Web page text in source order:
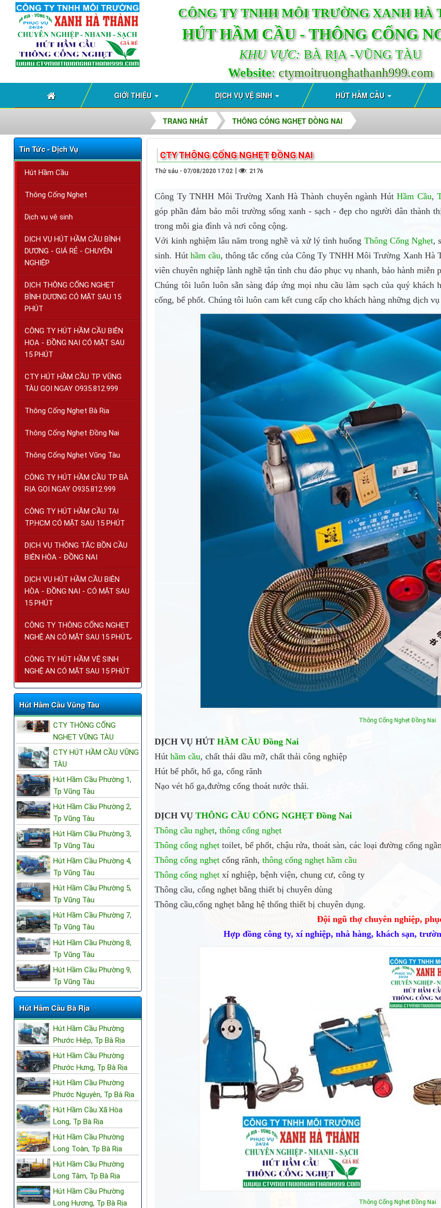
CÔNG TY TNHH MÔI TRƯỜNG XANH HÀ
HÚT HẦM CẦU - THÔNG CỐNG
KHU VỰC:BÀ RỊA -VŨNG TÀU
Website: ctymoitruonghathanh999.com
GIỚI THIỆU DỊCH VỤ VỆ SINH HÚT HẦM CẦU
TRANG NHẤT THÔNG CỐNG NGHẸT ĐỒNG NAI
CTY THÔNG CỐNG NGHẸT ĐỒNG NAI
Thứ sáu - 07/08/2020 17:02 | :2176
Công Ty TNHH Môi Trường Xanh Hà Thành chuyên ngành HútHầm Cầu,
góp phần đảm bảo môi trường sống xanh - sạch - đẹp cho người dân thành
trong mỗi gia đình và nơi công cộng.
Với kinh nghiệm lâu năm trong nghề và xử lý tình huống Thông Cống Nghẹt,
sinh. Hút hầm cầu, thông tắc cống của Công Ty TNHH Môi Trường Xanh Hà
viên chuyên nghiệp lành nghề tận tình chu đáo phục vụ nhanh, bảo hành
Chúng tôi luôn luôn sẵn sàng đáp ứng mọi nhu cầu làm sạch của quý khách
cống, bể phốt. Chúng tôi luôn cam kết cung cấp cho khách hàng những dịch
Thông Cống Nghẹt Đồng Nai
DỊCH VỤ HÚTHẦM CẦU Đồng Nai
Húthầm cầu, chất thải dầu mỡ, chất thải công nghiệp
Hút bể phốt, hố ga, cống rãnh
Nạo vét hố ga,đường cống thoát nước thải.
DỊCH VỤTHÔNG CẦU CỐNG NGHẸT Đồng Nai
Thông cầu nghẹt,thông cống nghẹt
Thông cống nghẹt toilet, bể phốt, chậu rửa, thoát sàn, các loại đường cống
Thông cống nghẹt cống rãnh,thông cống nghẹt hầm cầu
Thông cống nghẹt xí nghiệp, bệnh viện, chung cư, công ty
Thông cầu, cống nghẹt bằng thiết bị chuyên dùng
Thông cầu,cống nghẹt bằng hệ thống thiết bị chuyên dụng.
Đội ngũ thợ chuyên nghiệp,
Hợp đồng công ty, xí nghiệp, nhà hàng, khách sạn,
Thông Cống Nghẹt Đồng Nai
Tin Tức - Dịch Vụ
Hút Hầm Cầu
Thông Cống Nghẹt
Dịch vụ vệ sinh
DỊCH VỤ HÚT HẦM CẦU BÌNH
DƯƠNG - GIÁ RẺ - CHUYÊN
NGHIỆP
DỊCH THÔNG CỐNG NGHẸT
BÌNH DƯƠNG CÓ MẶT SAU 15
PHÚT
CÔNG TY HÚT HẦM CẦU BIÊN
HOA - ĐỒNG NAI CÓ MẶT SAU
15 PHÚT
CTY HÚT HẦM CẦU TP VŨNG
TÀU GỌI NGAY O935.812.999
Thông Cống Nghẹt Bà Rịa
Thông Cống Nghẹt Đồng Nai
Thông Cống Nghẹt Vũng Tàu
CÔNG TY HÚT HẦM CẦU TP BÀ
RỊA GỌI NGAY O935.812.999
CÔNG TY HÚT HẦM CẦU TẠI
TP.HCM CÓ MẶT SAU 15 PHÚT
DỊCH VỤ THÔNG TẮC BỒN CẦU
BIÊN HÒA - ĐỒNG NAI
DỊCH VỤ HÚT HẦM CẦU BIÊN
HÒA - ĐỒNG NAI - CÓ MẶT SAU
15 PHÚT
CÔNG TY THÔNG CỐNG NGHẸT
NGHỆ AN CÓ MẶT SAU 15 PHÚT
CÔNG TY HÚT HẦM VỆ SINH
NGHỆ AN CÓ MẶT SAU 15 PHÚT
Hút Hầm Cầu Vũng Tàu
CTY THÔNG CỐNG
NGHẸT VŨNG TÀU
CTY HÚT HẦM CẦU VŨNG
TÀU
Hút Hầm Cầu Phường 1,
Tp Vũng Tàu
Hút Hầm Cầu Phường 2,
Tp Vũng Tàu
Hút Hầm Cầu Phường 3,
Tp Vũng Tàu
Hút Hầm Cầu Phường 4,
Tp Vũng Tàu
Hút Hầm Cầu Phường 5,
Tp Vũng Tàu
Hút Hầm Cầu Phường 7,
Tp Vũng Tàu
Hút Hầm Cầu Phường 8,
Tp Vũng Tàu
Hút Hầm Cầu Phường 9,
Tp Vũng Tàu
Hút Hầm Cầu Bà Rịa
Hút Hầm Cầu Phường
Phước Hiệp, Tp Bà Rịa
Hút Hầm Cầu Phường
Phước Hưng, Tp Bà Rịa
Hút Hầm Cầu Phường
Phước Nguyên, Tp Bà Rịa
Hút Hầm Cầu Xã Hòa
Long, Tp Bà Rịa
Hút Hầm Cầu Phường
Long Toàn, Tp Bà Rịa
Hút Hầm Cầu Phường
Long Tâm, Tp Bà Rịa
Hút Hầm Cầu Phường
Long Hương, Tp Bà Rịa